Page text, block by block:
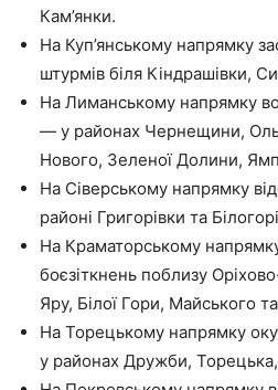
Кам’янки.
На Куп’янському напрямку
штурмів біля Кіндрашівки,
На Лиманському напрямку
— у районах Чернещини,
Нового, Зеленої Долини,
На Сіверському напрямку
районі Григорівки та
На Краматорському напрямку
боєзіткнень поблизу
Яру, Білої Гори, Майського
На Торецькому напрямку
у районах Дружби,